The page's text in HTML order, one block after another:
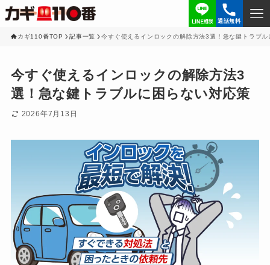
通話無料
カギ110番TOP 記事一覧 今すぐ使えるインロックの解除方法3選！急な鍵トラブ
今すぐ使えるインロックの解除方法3
選！急な鍵トラブルに困らない対応策
2026年7月13日